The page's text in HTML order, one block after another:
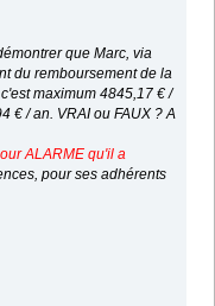
que Marc, via
du remboursement de la
maximum 4845,17 € /
€ / an. VRAI ou FAUX ? A
ALARME qu'il a
pour ses adhérents